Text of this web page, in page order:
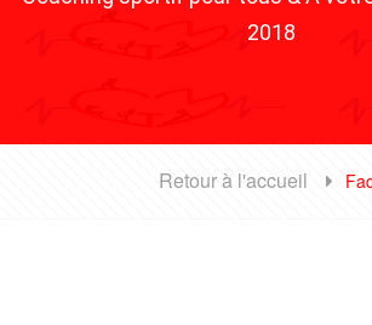
2018
Retour à l'accueil